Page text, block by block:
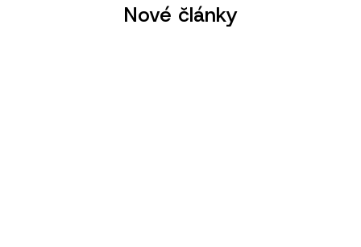
Nové články